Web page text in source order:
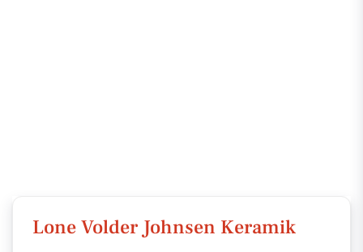
Lone Volder Johnsen Keramik